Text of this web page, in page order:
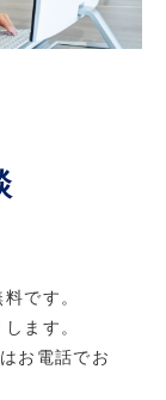
です。
ます。
お電話でお